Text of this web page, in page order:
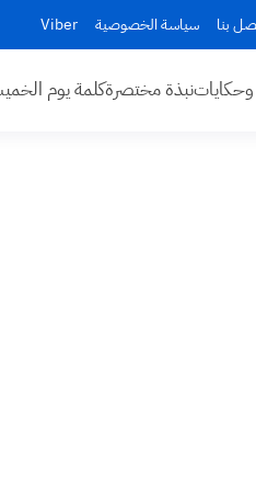
بنا سياسة الخصوصية Viber
نبذة مختصرةكلمة يوم